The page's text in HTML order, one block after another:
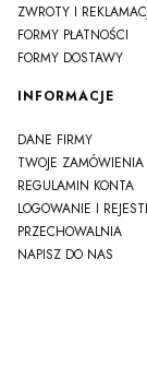
ZWROTY I
FORMY PŁATNOŚCI
FORMY DOSTAWY
INFORMACJE
DANE FIRMY
TWOJE ZAMÓWIENIA
REGULAMIN KONTA
LOGOWANIE I
PRZECHOWALNIA
NAPISZ DO NAS